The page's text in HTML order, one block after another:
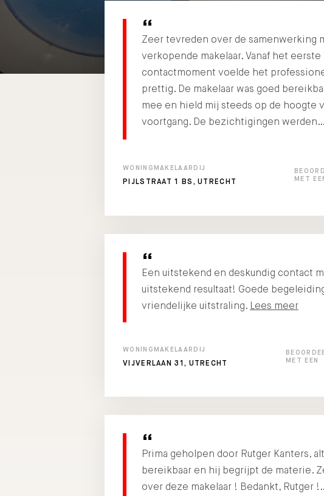
Zeer tevreden over de samenwerking
verkopende makelaar. Vanaf het eerste
contactmoment voelde het
prettig. De makelaar was goed
mee en hield mij steeds op de hoogte
voortgang. De bezichtigingen werden…
WONINGMAKELAARDIJ
PIJLSTRAAT 1 BS, UTRECHT
MET
Een uitstekend en deskundig contact
uitstekend resultaat! Goede
vriendelijke uitstraling. Lees meer
WONINGMAKELAARDIJ
VIJVERLAAN 31, UTRECHT
MET EEN
Prima geholpen door Rutger Kanters,
bereikbaar en hij begrijpt de materie.
over deze makelaar ! Bedankt, Rutger